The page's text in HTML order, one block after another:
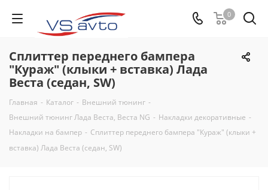
0
Сплиттер переднего бампера
"Кураж" (клыки + вставка) Лада
Веста (седан, SW)
Главная - Каталог - Внешний тюнинг -
Внешний тюнинг Лада Веста, Веста NG - Накладки декоративные -
Накладки на бампер - Сплиттер переднего бампера "Кураж" (клыки +
вставка) Лада Веста (седан, SW)